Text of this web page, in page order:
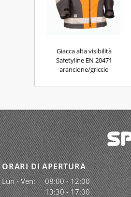
Giacca alta visibilità
Safetyline EN 20471
arancione/griccio
ORARI DI APERTURA
Lun - Ven:
08:00 - 12:00
13:30 - 17:00